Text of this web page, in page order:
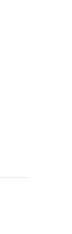
Hotel